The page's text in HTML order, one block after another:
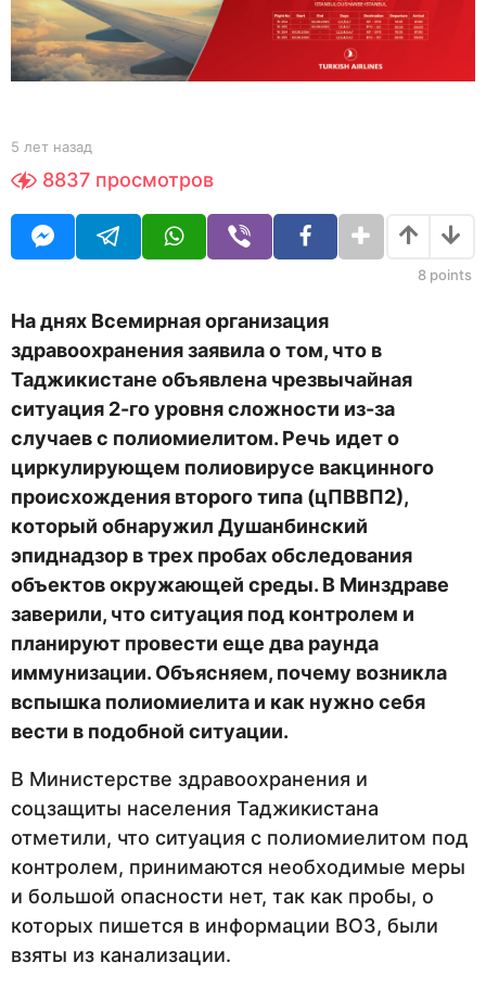
а
д
b
Y
O
R
5 лет назад
е
н
д
8837 просмотров
8 points
На днях Всемирная организация
здравоохранения заявила о том, что в
Таджикистане объявлена чрезвычайная
ситуация 2-го уровня сложности из-за
случаев с полиомиелитом. Речь идет о
циркулирующем полиовирусе вакцинного
происхождения второго типа (цПВВП2),
который обнаружил Душанбинский
эпиднадзор в трех пробах обследования
объектов окружающей среды. В Минздраве
заверили, что ситуация под контролем и
планируют провести еще два раунда
иммунизации. Объясняем, почему возникла
вспышка полиомиелита и как нужно себя
вести в подобной ситуации.
В Министерстве здравоохранения и
соцзащиты населения Таджикистана
отметили, что ситуация с полиомиелитом под
контролем, принимаются необходимые меры
и большой опасности нет, так как пробы, о
которых пишется в информации ВОЗ, были
взяты из канализации.